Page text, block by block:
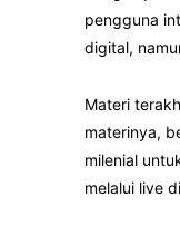
pengguna
digital,
Materi
materinya,
milenial
melalui live